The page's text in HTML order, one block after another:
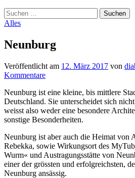
Suchen
nach:
Alles
Neunburg
Veröffentlicht am 12. März 2017 von
Kommentare
Neunburg ist eine kleine, bis mittlere
Deutschland. Sie unterscheidet sich
weisst also weder eine besondere
sonstige Besonderheiten.
Neunburg ist aber auch die Heimat von
Rebekka, sowie Wirkungsort des
Wurm« und Austragungsstätte von
einer der grössten und erfolgreichsten,
Neunburg ansässig.